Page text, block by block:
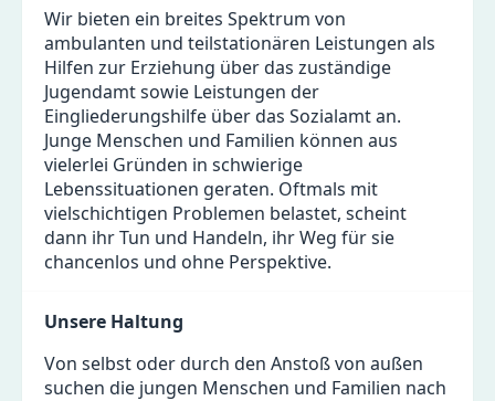
Wir bieten ein breites Spektrum von
ambulanten und teilstationären Leistungen als
Hilfen zur Erziehung über das zuständige
Jugendamt sowie Leistungen der
Eingliederungshilfe über das Sozialamt an.
Junge Menschen und Familien können aus
vielerlei Gründen in schwierige
Lebenssituationen geraten. Oftmals mit
vielschichtigen Problemen belastet, scheint
dann ihr Tun und Handeln, ihr Weg für sie
chancenlos und ohne Perspektive.
Unsere Haltung
Von selbst oder durch den Anstoß von außen
suchen die jungen Menschen und Familien nach